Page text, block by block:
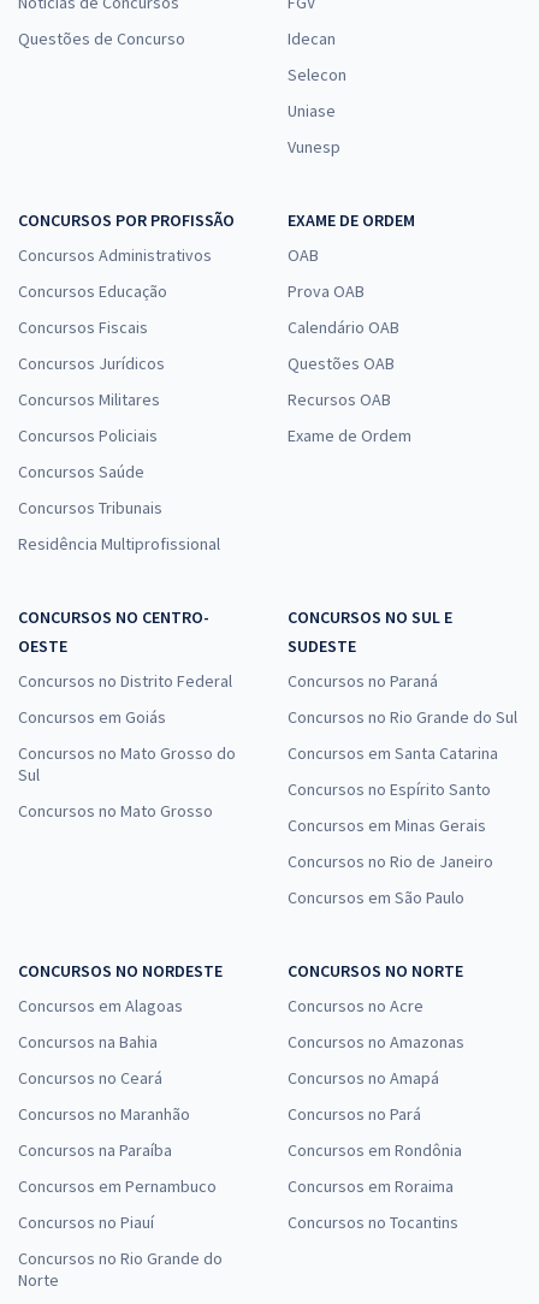
Questões de Concurso
Idecan
Selecon
Uniase
Vunesp
CONCURSOS POR PROFISSÃO
Concursos Administrativos
Concursos Educação
Concursos Fiscais
Concursos Jurídicos
Concursos Militares
Concursos Policiais
Concursos Saúde
Concursos Tribunais
Residência Multiprofissional
EXAME DE ORDEM
OAB
Prova OAB
Calendário OAB
Questões OAB
Recursos OAB
Exame de Ordem
CONCURSOS NO CENTRO-
OESTE
Concursos no Distrito Federal
Concursos em Goiás
Concursos no Mato Grosso do
Sul
Concursos no Mato Grosso
CONCURSOS NO SUL E
SUDESTE
Concursos no Paraná
Concursos no Rio Grande do Sul
Concursos em Santa Catarina
Concursos no Espírito Santo
Concursos em Minas Gerais
Concursos no Rio de Janeiro
Concursos em São Paulo
CONCURSOS NO NORDESTE
Concursos em Alagoas
Concursos na Bahia
Concursos no Ceará
Concursos no Maranhão
Concursos na Paraíba
Concursos em Pernambuco
Concursos no Piauí
Concursos no Rio Grande do
Norte
CONCURSOS NO NORTE
Concursos no Acre
Concursos no Amazonas
Concursos no Amapá
Concursos no Pará
Concursos em Rondônia
Concursos em Roraima
Concursos no Tocantins